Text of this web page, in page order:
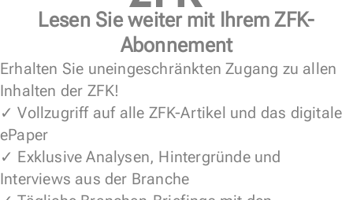
Lesen Sie weiter mit Ihrem ZFK-
Abonnement
Erhalten Sie uneingeschränkten Zugang zu allen
Inhalten der ZFK!
✓ Vollzugriff auf alle ZFK-Artikel und das digitale
ePaper
✓ Exklusive Analysen, Hintergründe und
Interviews aus der Branche